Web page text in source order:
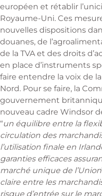
européen et rétablir
Royaume-Uni. Ces
nouvelles dispositions
douanes, de
de la TVA et des droits
en place d’instruments
faire entendre la voix de
Nord. Pour se faire, la
gouvernement
nouveau cadre Windsor
“un équilibre entre la
circulation des
l’utilisation finale en
garanties efficaces
marché unique de l’Union
claire entre les
risque d’entrée sur le